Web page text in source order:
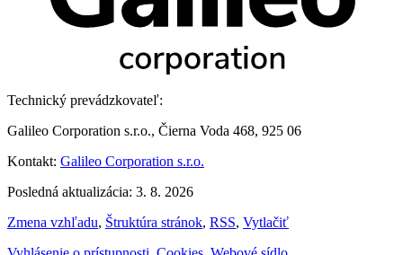
Technický prevádzkovateľ:
Galileo Corporation s.r.o., Čierna Voda 468, 925 06
Kontakt: Galileo Corporation s.r.o.
Posledná aktualizácia: 3. 8. 2026
Zmena vzhľadu, Štruktúra stránok, RSS, Vytlačiť